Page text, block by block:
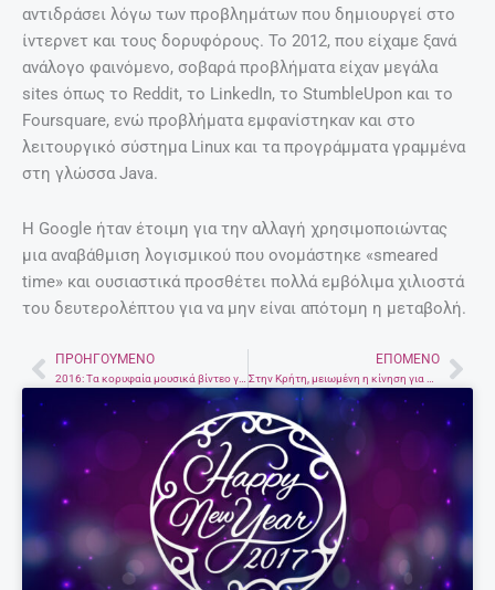
αντιδράσει λόγω των προβλημάτων που δημιουργεί στο
ίντερνετ και τους δορυφόρους. Το 2012, που είχαμε ξανά
ανάλογο φαινόμενο, σοβαρά προβλήματα είχαν μεγάλα
sites όπως το Reddit, το LinkedIn, το StumbleUpon και το
Foursquare, ενώ προβλήματα εμφανίστηκαν και στο
λειτουργικό σύστημα Linux και τα προγράμματα γραμμένα
στη γλώσσα Java.
Η Google ήταν έτοιμη για την αλλαγή χρησιμοποιώντας
μια αναβάθμιση λογισμικού που ονομάστηκε «smeared
time» και ουσιαστικά προσθέτει πολλά εμβόλιμα χιλιοστά
του δευτερολέπτου για να μην είναι απότομη η μεταβολή.
PrevΠΡΟΗΓΟΎΜΕΝΟ
2016: Τα κορυφαία μουσικά βίντεο για τους Έλληνες
ΕΠΌΜΕΝΟ
Στην Κρήτη, μειωμένη η κίνηση για λαχεία, ΤΖΟΚΕΡ, ΠΡΟΤΟ